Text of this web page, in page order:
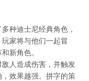
种迪士尼经典角色，
家将与他们一起冒
新角色。
敌人造成伤害，并触发
效果越强。拼字的策